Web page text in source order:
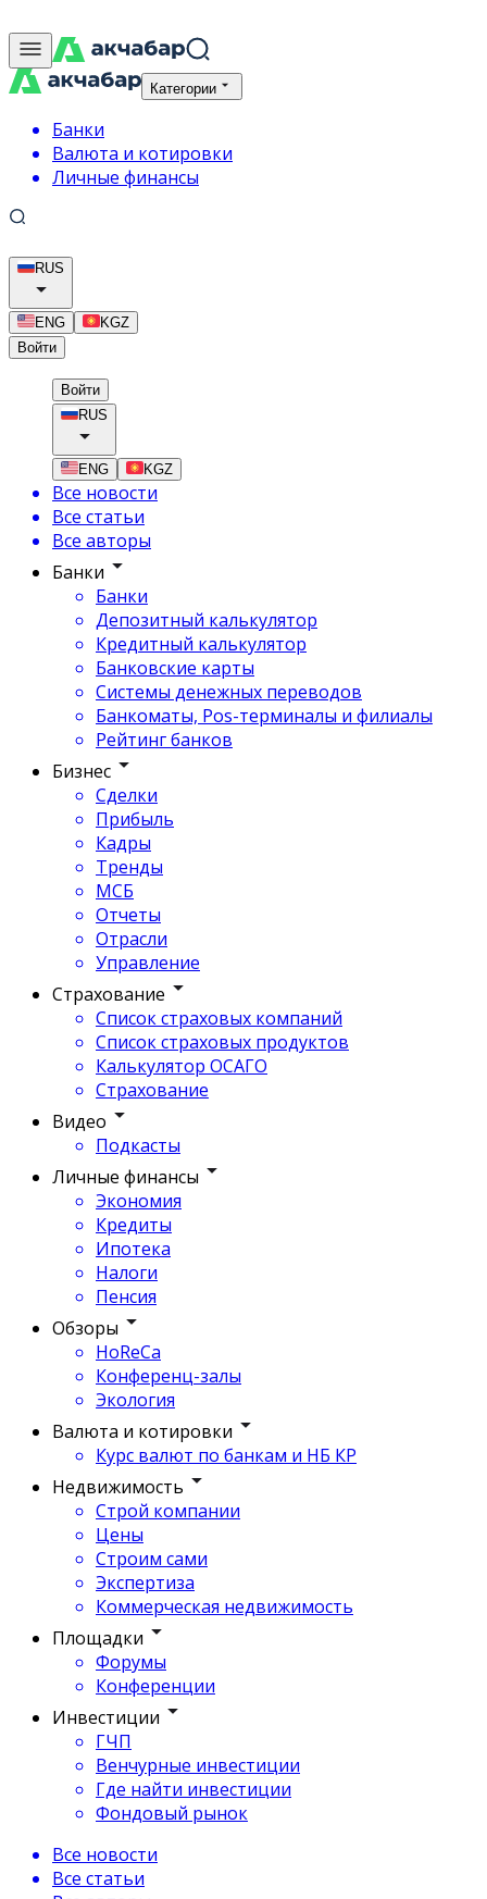
Категории
Банки
Валюта и котировки
Личные финансы
RUS
ENG
KGZ
Войти
Войти
RUS
ENG KGZ
Все новости
Все статьи
Все авторы
Банки
Банки
Депозитный калькулятор
Кредитный калькулятор
Банковские карты
Системы денежных переводов
Банкоматы, Pos-терминалы и филиалы
Рейтинг банков
Бизнес
Сделки
Прибыль
Кадры
Тренды
МСБ
Отчеты
Отрасли
Управление
Страхование
Список страховых компаний
Список страховых продуктов
Калькулятор ОСАГО
Страхование
Видео
Подкасты
Личные финансы
Экономия
Кредиты
Ипотека
Налоги
Пенсия
Обзоры
HoReCa
Конференц-залы
Экология
Валюта и котировки
Курс валют по банкам и НБ КР
Недвижимость
Строй компании
Цены
Строим сами
Экспертиза
Коммерческая недвижимость
Площадки
Форумы
Конференции
Инвестиции
ГЧП
Венчурные инвестиции
Где найти инвестиции
Фондовый рынок
Все новости
Все статьи